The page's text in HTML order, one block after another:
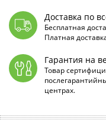
Доставка по
Бесплатная
Платная
Гарантия на
Товар
центрах.